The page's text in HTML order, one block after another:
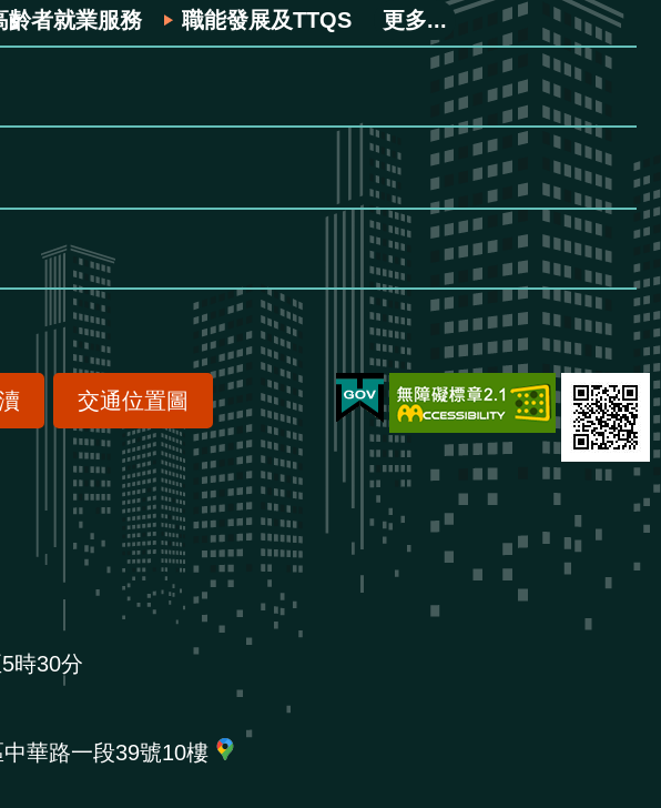
齡者就業服務 職能發展及TTQS 更多...
交通位置圖
時30分
華路一段39號10樓